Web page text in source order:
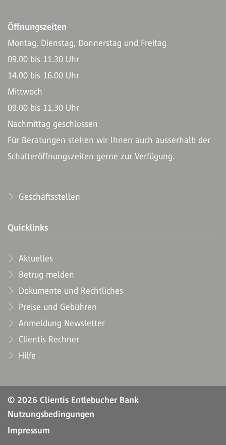
Öffnungszeiten
Montag, Dienstag, Donnerstag und Freitag
09.00 bis 11.30 Uhr
14.00 bis 16.00 Uhr
Mittwoch
09.00 bis 11.30 Uhr
Nachmittag geschlossen
Für Beratungen stehen wir Ihnen auch ausserhalb der
Schalteröffnungszeiten gerne zur Verfügung.
Geschäftsstellen
Quicklinks
Aktuelles
Betrug melden
Dokumente und Rechtliches
Preise und Gebühren
Anmeldung Newsletter
Clientis Rechner
Hilfe
© 2026 Clientis Entlebucher Bank
Nutzungsbedingungen
Impressum